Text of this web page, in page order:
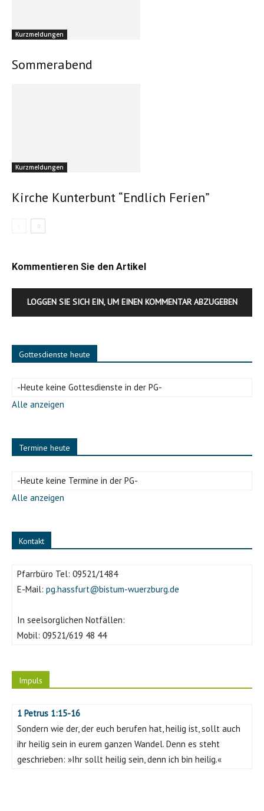
Kurzmeldungen
Sommerabend
Kurzmeldungen
Kirche Kunterbunt “Endlich Ferien”
Kommentieren Sie den Artikel
LOGGEN SIE SICH EIN, UM EINEN KOMMENTAR ABZUGEBEN
Gottesdienste heute
-Heute keine Gottesdienste in der PG-
Alle anzeigen
Termine heute
-Heute keine Termine in der PG-
Alle anzeigen
Kontakt
Pfarrbüro Tel: 09521/1484
E-Mail: pg.hassfurt@bistum-wuerzburg.de
In seelsorglichen Notfällen:
Mobil: 09521/619 48 44
Impuls
1 Petrus 1:15-16
Sondern wie der, der euch berufen hat, heilig ist, sollt auch
ihr heilig sein in eurem ganzen Wandel. Denn es steht
geschrieben: »Ihr sollt heilig sein, denn ich bin heilig.«